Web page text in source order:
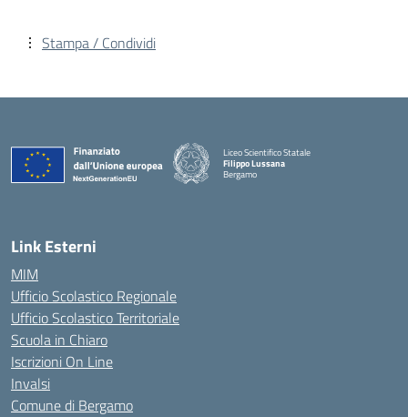
Stampa / Condividi
Liceo Scientifico Statale
Filippo Lussana
Bergamo
— Visita la pagina iniziale della scuola
Link Esterni
MIM
Ufficio Scolastico Regionale
Ufficio Scolastico Territoriale
Scuola in Chiaro
Iscrizioni On Line
Invalsi
Comune di Bergamo